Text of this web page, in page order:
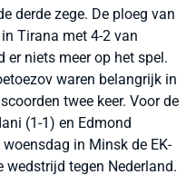
derde zege. De ploeg van
Tirana met 4-2 van
er niets meer op het spel.
waren belangrijk in
twee keer. Voor de
(1-1) en Edmond
in Minsk de EK-
tegen Nederland.